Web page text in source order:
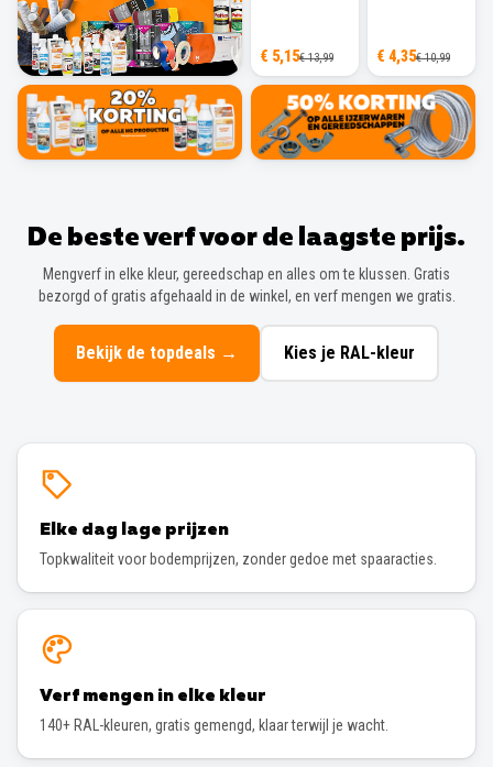
€ 5,15€ 13,99 € 4,35€ 10,99
De beste verf voor de laagste prijs.
Mengverf in elke kleur, gereedschap en alles om te klussen. Gratis
bezorgd of gratis afgehaald in de winkel, en verf mengen we gratis.
Bekijk de topdeals → Kies je RAL-kleur
Elke dag lage prijzen
Topkwaliteit voor bodemprijzen, zonder gedoe met spaaracties.
Verf mengen in elke kleur
140+ RAL-kleuren, gratis gemengd, klaar terwijl je wacht.